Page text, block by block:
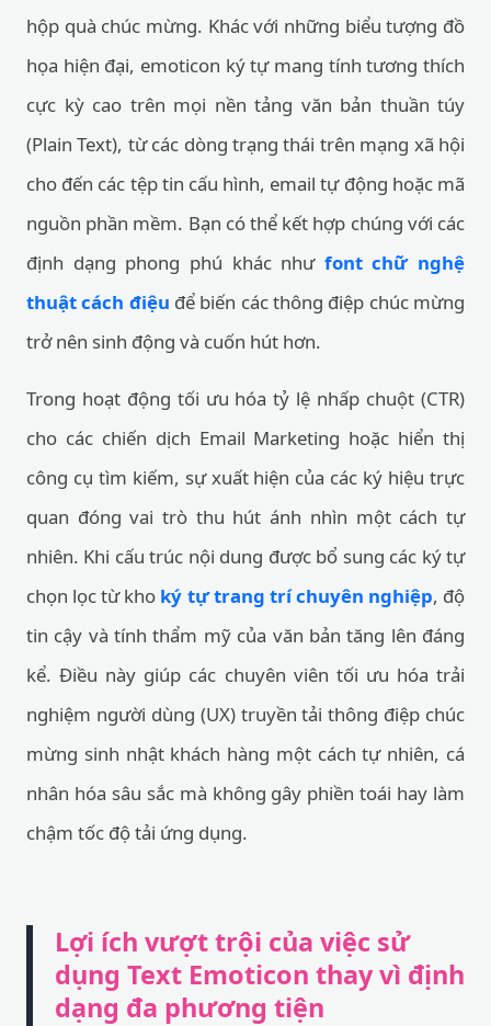
hộp quà chúc mừng. Khác với những biểu tượng đồ
họa hiện đại, emoticon ký tự mang tính tương thích
cực kỳ cao trên mọi nền tảng văn bản thuần túy
(Plain Text), từ các dòng trạng thái trên mạng xã hội
cho đến các tệp tin cấu hình, email tự động hoặc mã
nguồn phần mềm. Bạn có thể kết hợp chúng với các
định dạng phong phú khác như font chữ nghệ
thuật cách điệu để biến các thông điệp chúc mừng
trở nên sinh động và cuốn hút hơn.
Trong hoạt động tối ưu hóa tỷ lệ nhấp chuột (CTR)
cho các chiến dịch Email Marketing hoặc hiển thị
công cụ tìm kiếm, sự xuất hiện của các ký hiệu trực
quan đóng vai trò thu hút ánh nhìn một cách tự
nhiên. Khi cấu trúc nội dung được bổ sung các ký tự
chọn lọc từ kho ký tự trang trí chuyên nghiệp, độ
tin cậy và tính thẩm mỹ của văn bản tăng lên đáng
kể. Điều này giúp các chuyên viên tối ưu hóa trải
nghiệm người dùng (UX) truyền tải thông điệp chúc
mừng sinh nhật khách hàng một cách tự nhiên, cá
nhân hóa sâu sắc mà không gây phiền toái hay làm
chậm tốc độ tải ứng dụng.
Lợi ích vượt trội của việc sử
dụng Text Emoticon thay vì định
dạng đa phương tiện